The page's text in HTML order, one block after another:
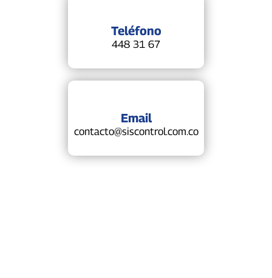
Teléfono
448 31 67
Email
contacto@siscontrol.com.co